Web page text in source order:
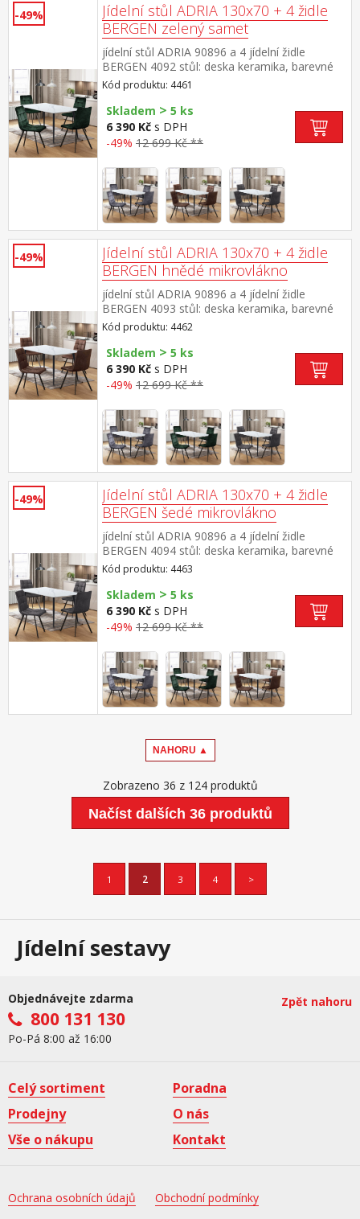
-49%
Jídelní stůl ADRIA 130x70 + 4 židle
BERGEN zelený samet
jídelní stůl ADRIA 90896 a 4 jídelní židle
BERGEN 4092 stůl: deska keramika, barevné
provedení imitace mramoru kovová
konstrukce, barevné provedení černá židle:
sametový potah, barevné provedení
zelená kovová konstrukce, barevné provedení
černá výška sedu židle 49 cm rozměr stolu
45 × 53 × 88 cm
Kód produktu: 4461
Skladem > 5 ks
6 390 Kč s DPH
-49% 12 699 Kč **
-49%
Jídelní stůl ADRIA 130x70 + 4 židle
BERGEN hnědé mikrovlákno
jídelní stůl ADRIA 90896 a 4 jídelní židle
BERGEN 4093 stůl: deska keramika, barevné
provedení imitace mramoru kovová
konstrukce, barevné provedení černá židle:
potah broušená kůže – imitace mikrovlákno,
barevné provedení hnědá kovová konstrukce,
barevné provedení černá výška sedu židle 51
cm rozměr židle (š/h/v) 45 × 53 × 88 cm
Kód produktu: 4462
Skladem > 5 ks
6 390 Kč s DPH
-49% 12 699 Kč **
-49%
Jídelní stůl ADRIA 130x70 + 4 židle
BERGEN šedé mikrovlákno
jídelní stůl ADRIA 90896 a 4 jídelní židle
BERGEN 4094 stůl: deska keramika, barevné
provedení imitace mramoru kovová
konstrukce, barevné provedení černá židle:
potah broušená kůže – imitace mikrovlákno,
barevné provedení antracitová kovová
konstrukce, barevné provedení černá výška
× 75 cm rozměr židle (š/h/v) 45 × 53 × 88 cm
Kód produktu: 4463
Skladem > 5 ks
6 390 Kč s DPH
-49% 12 699 Kč **
NAHORU ▲
Zobrazeno 36 z 124 produktů
Načíst dalších 36 produktů
1 2 3 4 >
Jídelní sestavy
Objednávejte zdarma
800 131 130
Po-Pá 8:00 až 16:00
Zpět nahoru
Celý sortiment
Poradna
Prodejny
O nás
Vše o nákupu
Kontakt
Ochrana osobních údajů Obchodní podmínky